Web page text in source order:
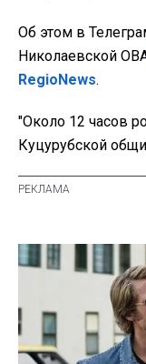
Об этом в
Николаевской
RegioNews.
"Около 12 часов
Куцурубской